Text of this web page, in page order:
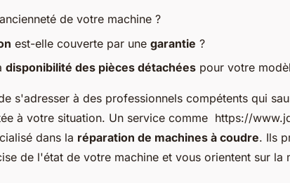
de votre machine ?
est-elle couverte par une garantie ?
disponibilité des pièces détachées pour votre
s'adresser à des professionnels compétents qui
à votre situation. Un service comme https://
dans la réparation de machines à coudre. Ils
de l'état de votre machine et vous orientent sur la